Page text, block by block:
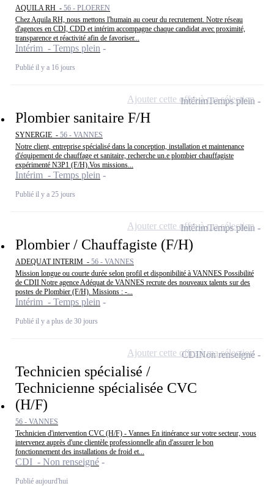
AQUILA RH - 56 - PLOEREN
Chez Aquila RH, nous mettons l'humain au coeur du recrutement. Notre réseau
d'agences en CDI, CDD et intérim accompagne chaque candidat avec proximité,
transparence et réactivité afin de favoriser...
Intérim - Temps plein
Publié il y a 16 jours
Plombier sanitaire F/H
SYNERGIE - 56 - VANNES
Notre client, entreprise spécialisé dans la conception, installation et maintenance
d'équipement de chauffage et sanitaire, recherche un.e plombier chauffagiste
expérimenté N3P1 (F/H).Vos missions...
Intérim - Temps plein
Publié il y a 25 jours
IntérimTemps plein
Ajouter cette offre à ma sélection
Plombier / Chauffagiste (F/H)
ADEQUAT INTERIM - 56 - VANNES
Mission longue ou courte durée selon profil et disponibilité à VANNES Possibilité
de CDII Notre agence Adéquat de VANNES recrute des nouveaux talents sur des
postes de Plombier (F/H). Missions : -...
Intérim - Temps plein
Publié il y a plus de 30 jours
IntérimTemps plein
Ajouter cette offre à ma sélection
Technicien spécialisé /
Technicienne spécialisée CVC
(H/F)
56 - VANNES
Technicien d'intervention CVC (H/F) - Vannes En itinérance sur votre secteur, vous
intervenez auprès d'une clientèle professionnelle afin d'assurer le bon
fonctionnement des installations de froid et...
CDI - Non renseigné
Publié aujourd'hui
CDINon renseigné
Ajouter cette offre à ma sélection